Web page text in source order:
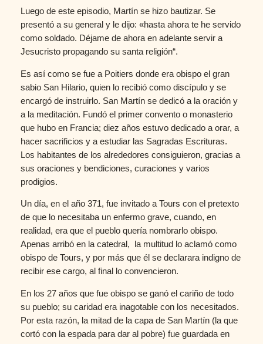
Luego de este episodio, Martín se hizo bautizar. Se
presentó a su general y le dijo: «hasta ahora te he servido
como soldado. Déjame de ahora en adelante servir a
Jesucristo propagando su santa religión“.
Es así como se fue a Poitiers donde era obispo el gran
sabio San Hilario, quien lo recibió como discípulo y se
encargó de instruirlo. San Martín se dedicó a la oración y
a la meditación. Fundó el primer convento o monasterio
que hubo en Francia; diez años estuvo dedicado a orar, a
hacer sacrificios y a estudiar las Sagradas Escrituras.
Los habitantes de los alrededores consiguieron, gracias a
sus oraciones y bendiciones, curaciones y varios
prodigios.
Un día, en el año 371, fue invitado a Tours con el pretexto
de que lo necesitaba un enfermo grave, cuando, en
realidad, era que el pueblo quería nombrarlo obispo.
Apenas arribó en la catedral, la multitud lo aclamó como
obispo de Tours, y por más que él se declarara indigno de
recibir ese cargo, al final lo convencieron.
En los 27 años que fue obispo se ganó el cariño de todo
su pueblo; su caridad era inagotable con los necesitados.
Por esta razón, la mitad de la capa de San Martín (la que
cortó con la espada para dar al pobre) fue guardada en